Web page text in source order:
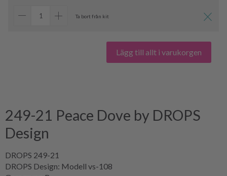
Ta bort från kit
Lägg till allt i varukorgen
249-21 Peace Dove by DROPS
Design
DROPS 249-21
DROPS Design: Modell vs-108